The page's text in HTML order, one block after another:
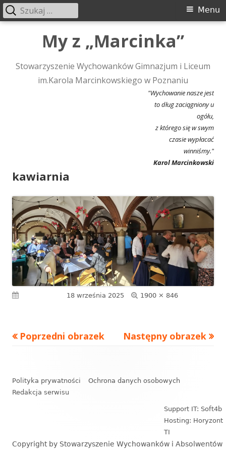
My z „Marcinka”
Stowarzyszenie Wychowanków Gimnazjum i Liceum
im.Karola Marcinkowskiego w Poznaniu
"Wychowanie nasze jest
to dług zaciągniony u
ogółu,
z którego się w swym
czasie wypłacać
winniśmy."
Karol Marcinkowski
Menu
główne
Menu
Szukaj:
kawiarnia
18 września 2025
Pełny
1900 × 846
Poprzedni obrazek Następny obrazek
stopki
Polityka prywatności
Ochrona danych osobowych
Redakcja serwisu
Support IT: Soft4b
Hosting: Horyzont
TI
Copyright by Stowarzyszenie Wychowanków i Absolwentów